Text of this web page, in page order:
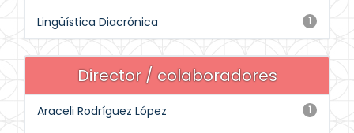
1
Lingüística Diacrónica
Director / colaboradores
1
Araceli Rodríguez López